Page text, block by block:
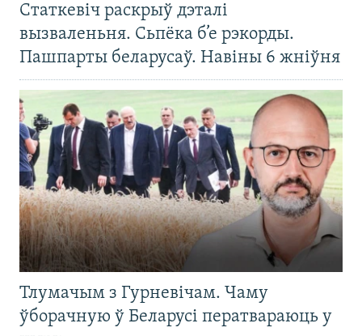
Статкевіч раскрыў дэталі
вызваленьня. Сьпёка б’е рэкорды.
Пашпарты беларусаў. Навіны 6 жніўня
Тлумачым з Гурневічам. Чаму
ўборачную ў Беларусі ператвараюць у